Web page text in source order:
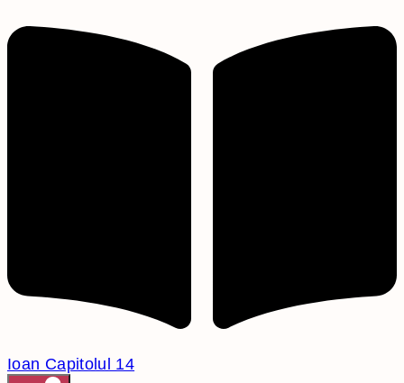
Ioan Capitolul 14